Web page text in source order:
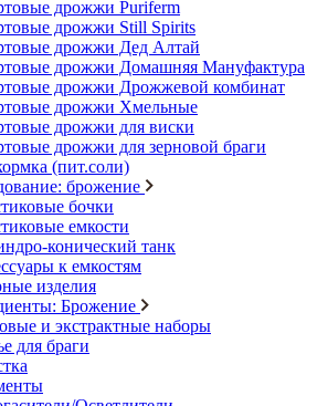
дрожжи Puriferm
дрожжи Still Spirits
дрожжи Дед Алтай
дрожжи Домашняя Мануфактура
дрожжи Дрожжевой комбинат
дрожжи Хмельные
дрожжи для виски
дрожжи для зерновой браги
(пит.соли)
брожение
бочки
емкости
конический танк
к емкостям
изделия
Брожение
и экстрактные наборы
для браги